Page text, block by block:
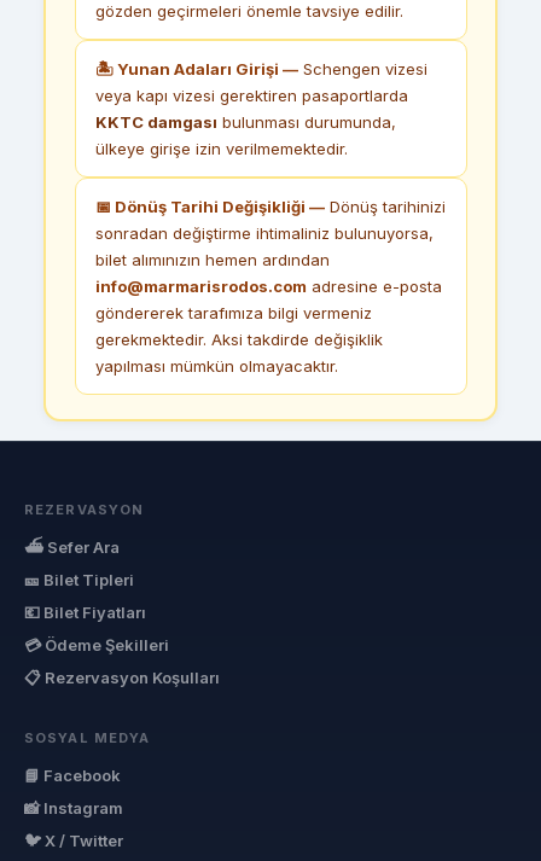
gözden geçirmeleri önemle tavsiye edilir.
🏝 Yunan Adaları Girişi —Schengen vizesi
veya kapı vizesi gerektiren pasaportlarda
KKTC damgası bulunması durumunda,
ülkeye girişe izin verilmemektedir.
📅 Dönüş Tarihi Değişikliği —Dönüş tarihinizi
sonradan değiştirme ihtimaliniz bulunuyorsa,
bilet alımınızın hemen ardından
info@marmarisrodos.com adresine e-posta
göndererek tarafımıza bilgi vermeniz
gerekmektedir. Aksi takdirde değişiklik
yapılması mümkün olmayacaktır.
REZERVASYON
⛴ Sefer Ara
🎫 Bilet Tipleri
💶 Bilet Fiyatları
💳 Ödeme Şekilleri
📋 Rezervasyon Koşulları
SOSYAL MEDYA
📘 Facebook
📸 Instagram
🐦 X / Twitter